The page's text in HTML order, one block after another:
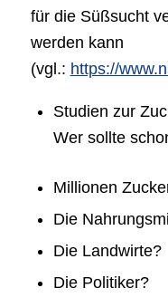
für die Süßsucht
werden kann
(vgl.: https://
Studien zur
Wer sollte
Millionen
Die
Die Landwirte?
Die Politiker?